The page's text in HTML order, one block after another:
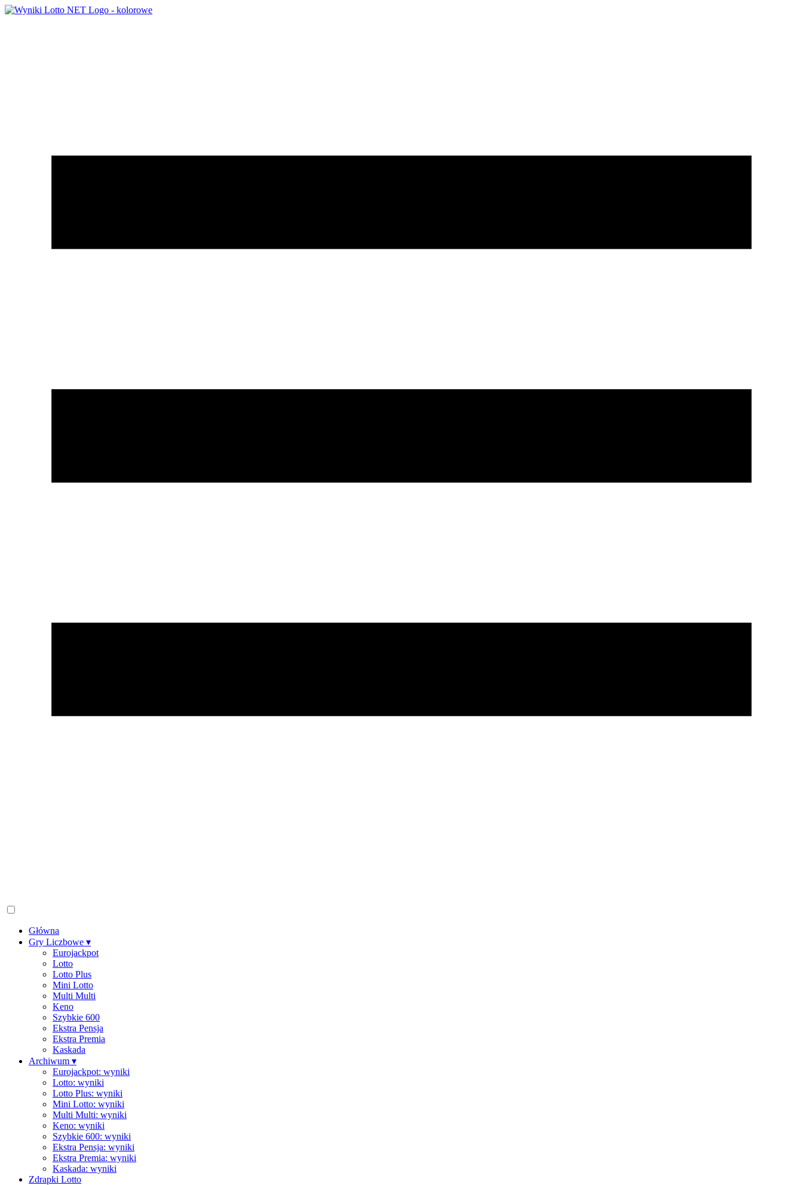
Główna
Gry Liczbowe ▾
Eurojackpot
Lotto
Lotto Plus
Mini Lotto
Multi Multi
Keno
Szybkie 600
Ekstra Pensja
Ekstra Premia
Kaskada
Archiwum ▾
Eurojackpot: wyniki
Lotto: wyniki
Lotto Plus: wyniki
Mini Lotto: wyniki
Multi Multi: wyniki
Keno: wyniki
Szybkie 600: wyniki
Ekstra Pensja: wyniki
Ekstra Premia: wyniki
Kaskada: wyniki
Zdrapki Lotto